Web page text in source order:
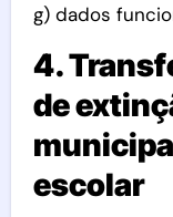
g) dados
4.
de
escolar